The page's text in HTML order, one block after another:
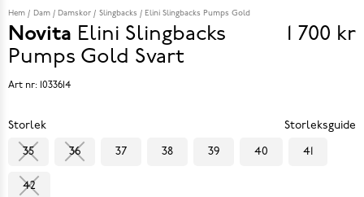
Hem Dam Damskor Slingbacks Elini Slingbacks Pumps Gold
Novita Elini Slingbacks
Pumps Gold Svart
Pris
1 700 kr
Art nr: 1033614
Storlek Storleksguide
35 36 37 38 39 40 41
42